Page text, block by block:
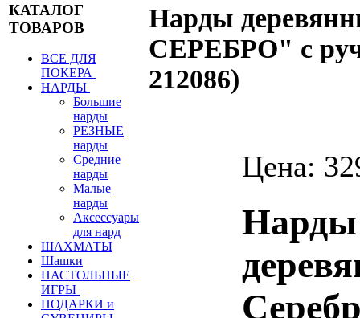
КАТАЛОГ
ТОВАРОВ
ВСЕ ДЛЯ
ПОКЕРА
НАРДЫ
Большие
нарды
РЕЗНЫЕ
нарды
Средние
нарды
Малые
нарды
Аксессуары
для нард
ШАХМАТЫ
Шашки
НАСТОЛЬНЫЕ
ИГРЫ
ПОДАРКИ и
Нарды
СЕРЕБРО" с
212086)
Цена:
Нарды